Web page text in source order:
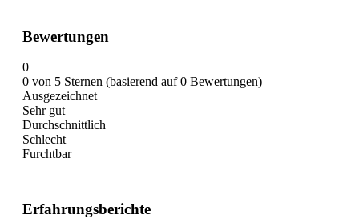
Bewertungen
0
0 von 5 Sternen (basierend auf 0 Bewertungen)
Ausgezeichnet
Sehr gut
Durchschnittlich
Schlecht
Furchtbar
Erfahrungsberichte